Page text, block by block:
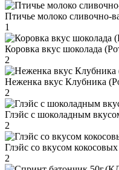
Птичье молоко сливочно-
1
Коровка вкус шоколада
2
Неженка вкус Клубника
2
Глэйс с шоколадным
2
Глэйс со вкусом
2